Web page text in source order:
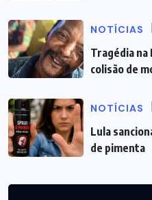
NOTÍCIAS
Tragédia na
colisão de
NOTÍCIAS
Lula
de pimenta